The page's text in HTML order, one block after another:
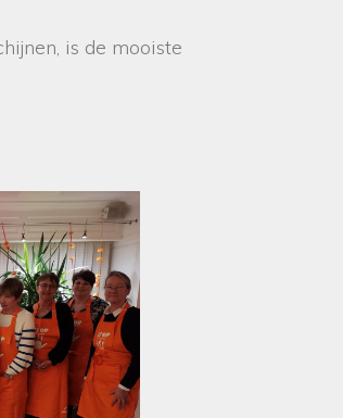
is de mooiste